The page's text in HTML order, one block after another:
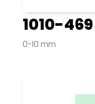
1010-469
0-10 mm